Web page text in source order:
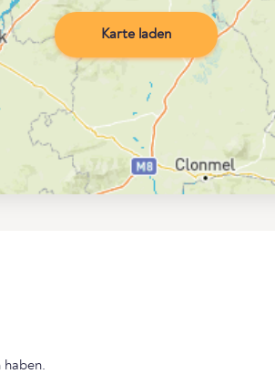
Karte laden
haben.